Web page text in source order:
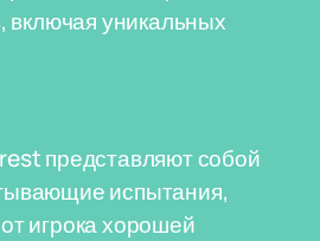
включая уникальных
представляют собой
испытания,
игрока хорошей